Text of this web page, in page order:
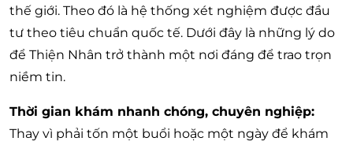
thế giới. Theo đó là hệ thống xét nghiệm được đầu
tư theo tiêu chuẩn quốc tế. Dưới đây là những lý do
để Thiện Nhân trở thành một nơi đáng để trao trọn
niềm tin.
Thời gian khám nhanh chóng, chuyên nghiệp:
Thay vì phải tốn một buổi hoặc một ngày để khám